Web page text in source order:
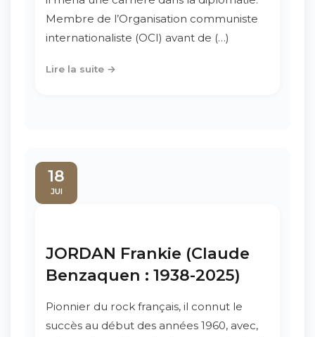
Membre de l’Organisation communiste
internationaliste (OCI) avant de (…)
Lire la suite →
18
JUI
JORDAN Frankie (Claude
Benzaquen : 1938-2025)
Pionnier du rock français, il connut le
succès au début des années 1960, avec,